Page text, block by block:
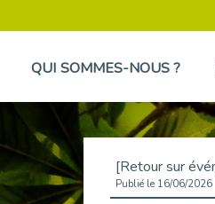
QUI SOMMES-NOUS ?
Publié le 16/06/2026